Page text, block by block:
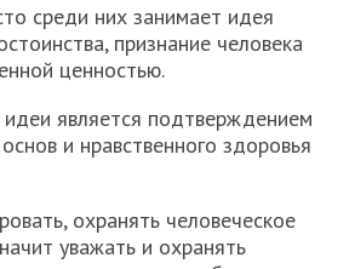
среди них занимает идея
признание человека
ценностью.
идеи является подтверждением
и нравственного здоровья
охранять человеческое
уважать и охранять